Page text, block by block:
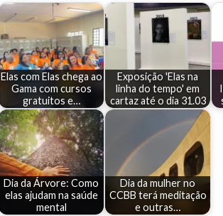
Elas com Elas chega ao
Gama com cursos
gratuitos e…
Exposição 'Elas na
linha do tempo' em
cartaz até o dia 31.03
Dia da Árvore: Como
elas ajudam na saúde
mental
Dia da mulher no
CCBB terá meditação
e outras…